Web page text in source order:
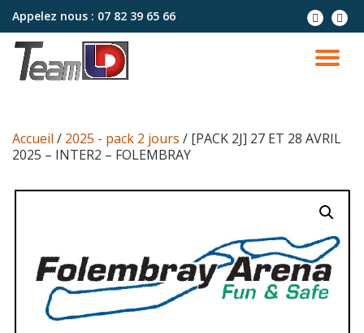
Aller
contenu
Appelez nous : 07 82 39 65 66
Accueil / 2025 - pack 2 jours / [PACK 2J] 27 ET 28 AVRIL
2025 – INTER2 – FOLEMBRAY